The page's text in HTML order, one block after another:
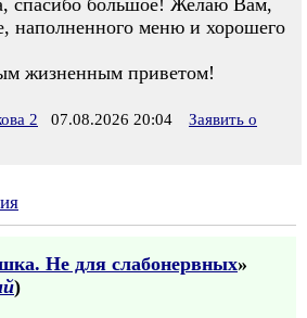
спасибо большое! Желаю Вам,
наполненного меню и хорошего
жизненным приветом!
2 07.08.2026 20:04
Заявить о
Не для слабонервных»
)